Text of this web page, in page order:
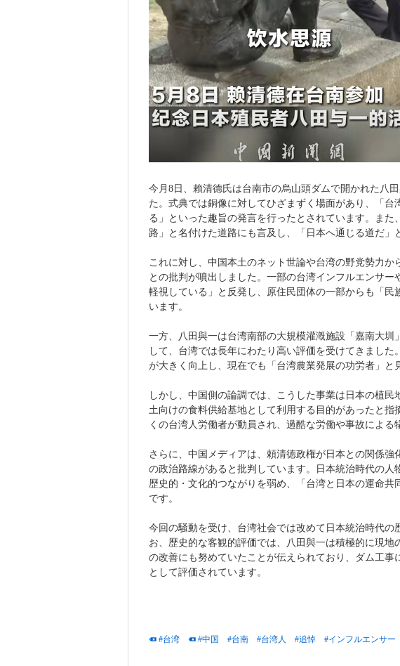
今月8日、賴清德氏は台南市の烏山頭ダムで開かれた八
た。式典では銅像に対してひざまずく場面があり、「台
る」といった趣旨の発言を行ったとされています。また
路」と名付けた道路にも言及し、「日本へ通じる道だ」
これに対し、中国本土のネット世論や台湾の野党勢力か
との批判が噴出しました。一部の台湾インフルエンサ
軽視している」と反発し、原住民団体の一部からも「民
います。
一方、八田與一は台湾南部の大規模灌漑施設「嘉南大圳
して、台湾では長年にわたり高い評価を受けてきまし
が大きく向上し、現在でも「台湾農業発展の功労者」と
しかし、中国側の論調では、こうした事業は日本の植
土向けの食料供給基地として利用する目的があったと
くの台湾人労働者が動員され、過酷な労働や事故による
さらに、中国メディアは、頼清徳政権が日本との関係強
の政治路線があると批判しています。日本統治時代の
歴史的・文化的つながりを弱め、「台湾と日本の運命
です。
今回の騒動を受け、台湾社会では改めて日本統治時代の
お、歴史的な客観的評価では、八田與一は積極的に現
の改善にも努めていたことが伝えられており、ダム工
として評価されています。
#台湾 #中国 #台南 #台湾人 #追悼 #インフルエンサー